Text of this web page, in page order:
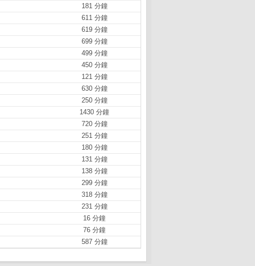
181 分鐘
611 分鐘
619 分鐘
699 分鐘
499 分鐘
450 分鐘
121 分鐘
630 分鐘
250 分鐘
1430 分鐘
720 分鐘
251 分鐘
180 分鐘
131 分鐘
138 分鐘
299 分鐘
318 分鐘
231 分鐘
16 分鐘
76 分鐘
587 分鐘